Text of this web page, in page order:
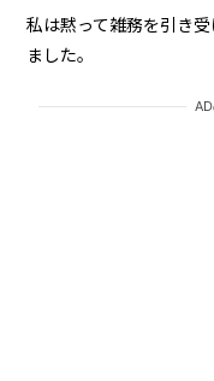
私は黙って雑務を引き
ました。